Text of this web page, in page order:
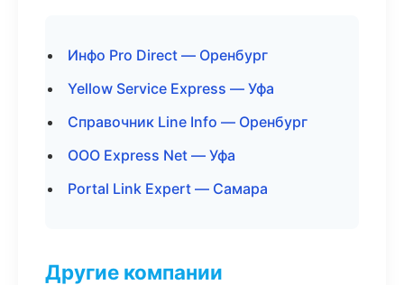
Инфо Pro Direct — Оренбург
Yellow Service Express — Уфа
Справочник Line Info — Оренбург
ООО Express Net — Уфа
Portal Link Expert — Самара
Другие компании